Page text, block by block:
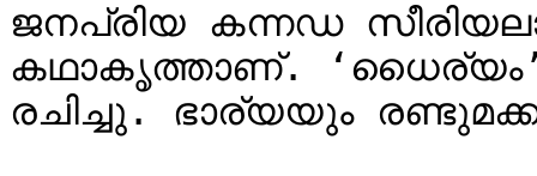
ജനപ്രിയ കന്നഡ
കഥാകൃത്താണ്.
രചിച്ചു. ഭാര്യയും